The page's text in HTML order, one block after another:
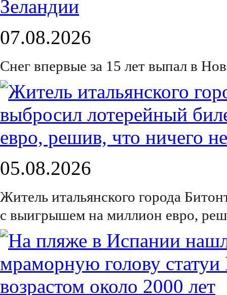
07.08.2026
Снег впервые за 15 лет выпал в
05.08.2026
Житель итальянского города
с выигрышем на миллион евро,